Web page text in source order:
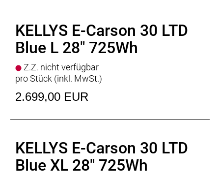
SteuersatzFSA 1.5 semi-integrated
Vorbau
PROMAX a-head adjustable - diam 28.6 mm
/ bar bore 31.8 mm / length 105 mm
Lenker KLS Active RiseBar - diam 31.8 mm / rise 18
mm / width 700 mm
Griffe
KLS Wave 2Density ergonomic
SattelstützeKLS Active - diam 30.9 mm / length
SattelSELLE ROYAL Vivo
FrontleuchteAXA Compactline 35
RückleuchteTRELOCK Duo Flat
Schutzblecheplastic
KELLYS E-Carson 30 LTD
Blue L 28" 725Wh
Z.Z. nicht verfügbar
pro Stück (inkl. MwSt.)
2.699,00 EUR
KELLYS E-Carson 30 LTD
Blue XL 28" 725Wh